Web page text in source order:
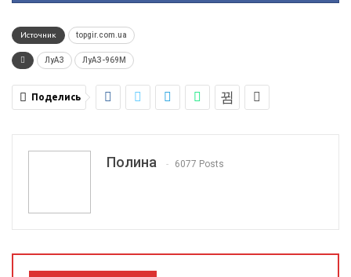
Источник topgir.com.ua
ЛуАЗ ЛуАЗ-969М
Поделись
Полина 6077 Posts